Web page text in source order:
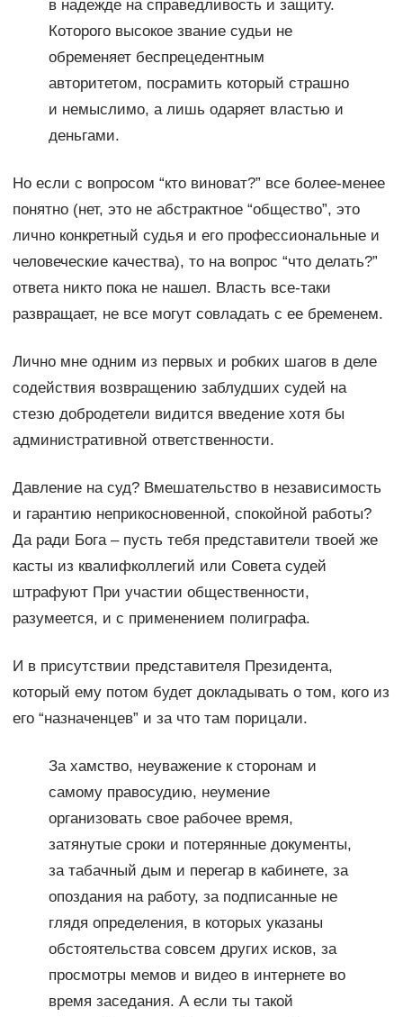
в надежде на справедливость и защиту.
Которого высокое звание судьи не
обременяет беспрецедентным
авторитетом, посрамить который страшно
и немыслимо, а лишь одаряет властью и
деньгами.
Но если с вопросом “кто виноват?” все более-менее
понятно (нет, это не абстрактное “общество”, это
лично конкретный судья и его профессиональные и
человеческие качества), то на вопрос “что делать?”
ответа никто пока не нашел. Власть все-таки
развращает, не все могут совладать с ее бременем.
Лично мне одним из первых и робких шагов в деле
содействия возвращению заблудших судей на
стезю добродетели видится введение хотя бы
административной ответственности.
Давление на суд? Вмешательство в независимость
и гарантию неприкосновенной, спокойной работы?
Да ради Бога – пусть тебя представители твоей же
касты из квалифколлегий или Совета судей
штрафуют При участии общественности,
разумеется, и с применением полиграфа.
И в присутствии представителя Президента,
который ему потом будет докладывать о том, кого из
его “назначенцев” и за что там порицали.
За хамство, неуважение к сторонам и
самому правосудию, неумение
организовать свое рабочее время,
затянутые сроки и потерянные документы,
за табачный дым и перегар в кабинете, за
опоздания на работу, за подписанные не
глядя определения, в которых указаны
обстоятельства совсем других исков, за
просмотры мемов и видео в интернете во
время заседания. А если ты такой